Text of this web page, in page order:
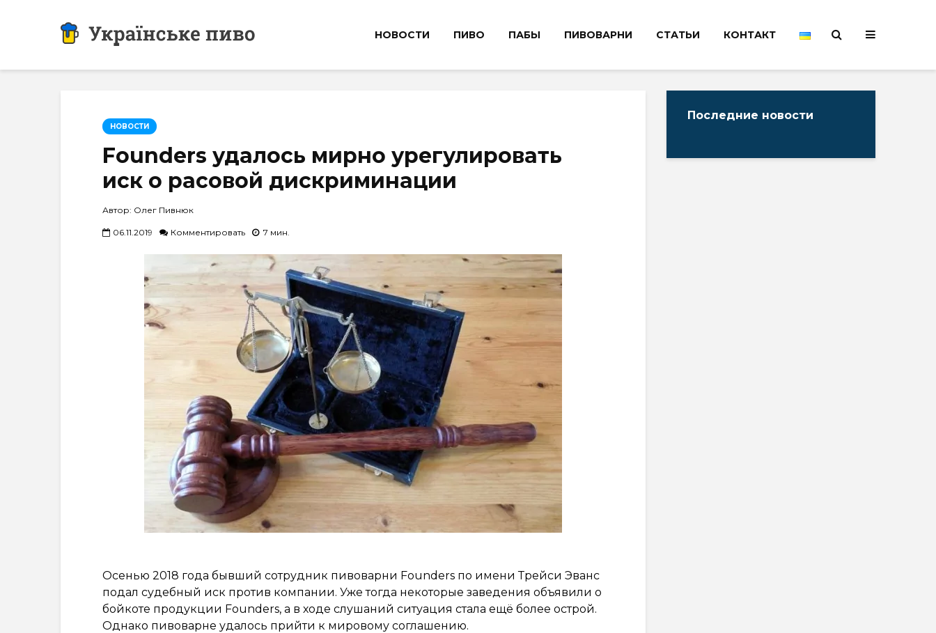
НОВОСТИ ПИВО ПАБЫ ПИВОВАРНИ СТАТЬИ КОНТАКТ
НОВОСТИ
Founders удалось мирно урегулировать
иск о расовой дискриминации
Автор: Олег Пивнюк
06.11.2019 Комментировать 7 мин.
Осенью 2018 года бывший сотрудник пивоварни Founders по имени Трейси Эванс
подал судебный иск против компании. Уже тогда некоторые заведения объявили о
бойкоте продукции Founders, а в ходе слушаний ситуация стала ещё более острой.
Однако пивоварне удалось прийти к мировому соглашению.
Последние новости